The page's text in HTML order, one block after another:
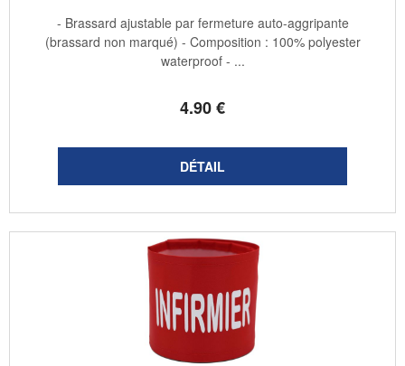
4.90€
- Brassard ajustable par fermeture auto-aggripante
(brassard non marqué) - Composition : 100% polyester
waterproof - ...